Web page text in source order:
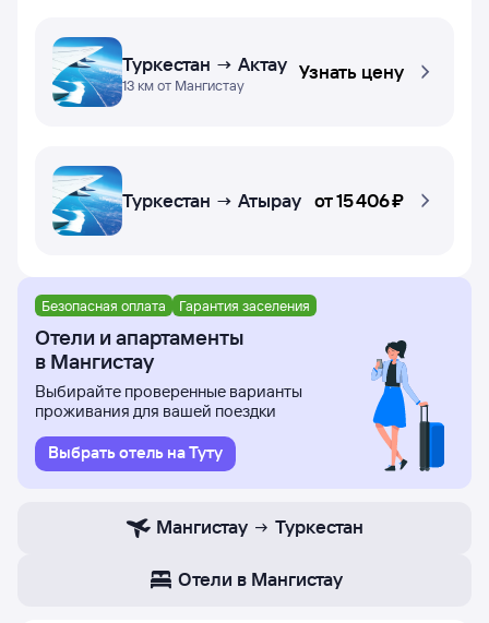
Туркестан → Актау
13 км от Мангистау
Узнать цену
Туркестан → Атырау от15 ⁠406 ⁠₽
Безопасная оплата Гарантия заселения
Отели и апартаменты
в Мангистау
Выбирайте проверенные варианты
проживания для вашей поездки
Выбрать отель на Туту
Мангистау Туркестан
Отели в Мангистау